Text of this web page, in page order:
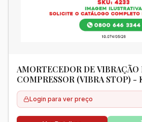
AMORTECEDOR DE VIBRAÇÃO
COMPRESSOR (VIBRA STOP) -
Login para ver preço